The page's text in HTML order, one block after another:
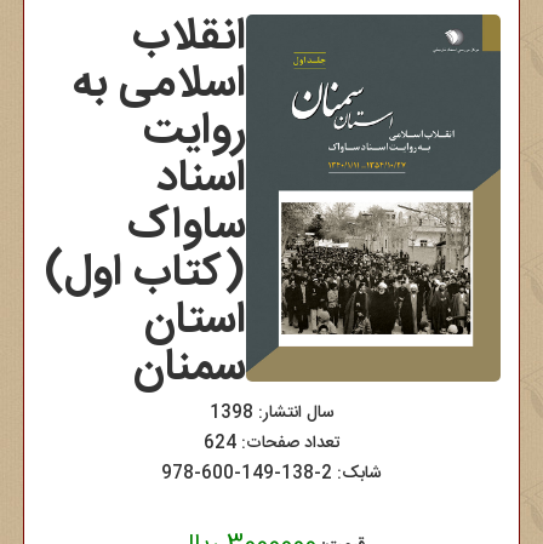
انقلاب
اسلامی به
روایت
اسناد
ساواک
(کتاب اول)
استان
سمنان
سال انتشار: 1398
تعداد صفحات: 624
شابک: 978-600-149-138-2